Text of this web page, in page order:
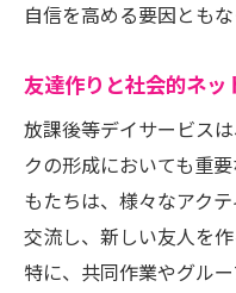
自信を高める要因ともな
友達作りと社会的ネッ
放課後等デイサービス
クの形成においても重
もたちは、様々なアク
交流し、新しい友人を
特に、共同作業やグル